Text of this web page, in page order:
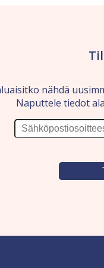
nähdä
Naputtele tiedot